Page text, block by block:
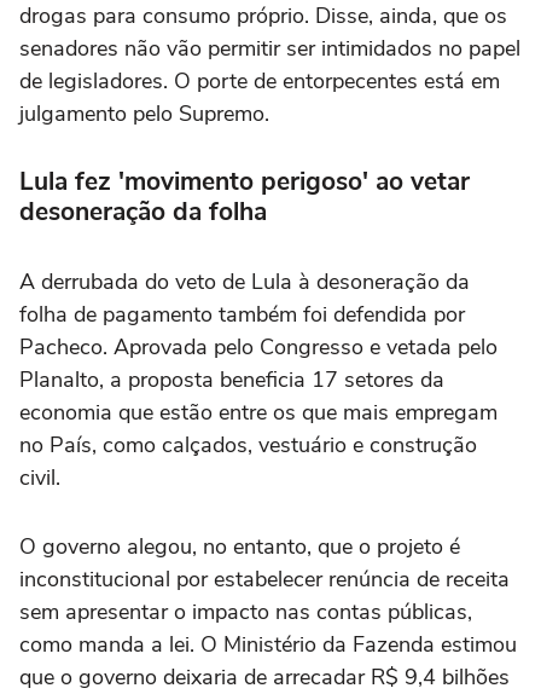
drogas para consumo próprio. Disse, ainda, que os
senadores não vão permitir ser intimidados no papel
de legisladores. O porte de entorpecentes está em
julgamento pelo Supremo.
Lula fez 'movimento perigoso' ao vetar
desoneração da folha
A derrubada do veto de Lula à desoneração da
folha de pagamento também foi defendida por
Pacheco. Aprovada pelo Congresso e vetada pelo
Planalto, a proposta beneficia 17 setores da
economia que estão entre os que mais empregam
no País, como calçados, vestuário e construção
civil.
O governo alegou, no entanto, que o projeto é
inconstitucional por estabelecer renúncia de receita
sem apresentar o impacto nas contas públicas,
como manda a lei. O Ministério da Fazenda estimou
que o governo deixaria de arrecadar R$ 9,4 bilhões